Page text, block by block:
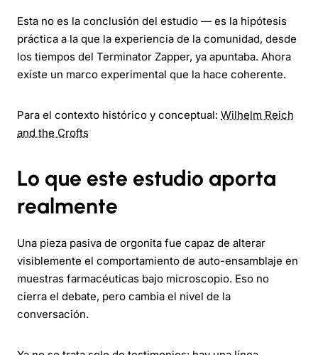
Esta no es la conclusión del estudio — es la hipótesis
práctica a la que la experiencia de la comunidad, desde
los tiempos del Terminator Zapper, ya apuntaba. Ahora
existe un marco experimental que la hace coherente.
Para el contexto histórico y conceptual: Wilhelm Reich
and the Crofts
Lo que este estudio aporta
realmente
Una pieza pasiva de orgonita fue capaz de alterar
visiblemente el comportamiento de auto-ensamblaje en
muestras farmacéuticas bajo microscopio. Eso no
cierra el debate, pero cambia el nivel de la
conversación.